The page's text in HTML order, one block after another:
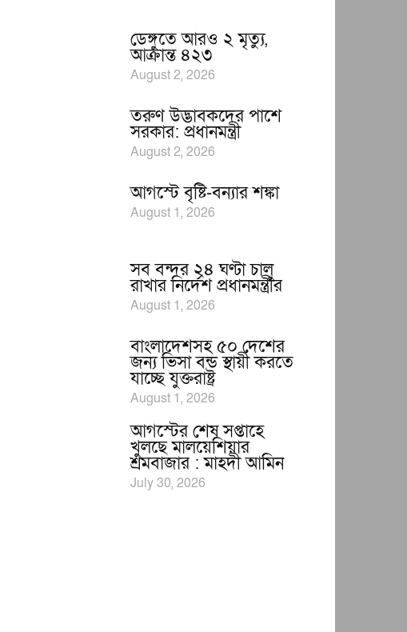
ডেঙ্গুতে আরও ২ মৃত্যু,
আক্রান্ত ৪২৩
August 2, 2026
তরুণ উদ্ভাবকদের পাশে
সরকার: প্রধানমন্ত্রী
August 2, 2026
আগস্টে বৃষ্টি-বন্যার শঙ্কা
August 1, 2026
সব বন্দর ২৪ ঘণ্টা চালু
রাখার নির্দেশ প্রধানমন্ত্রীর
August 1, 2026
বাংলাদেশসহ ৫০ দেশের
জন্য ভিসা বন্ড স্থায়ী করতে
যাচ্ছে যুক্তরাষ্ট্র
August 1, 2026
আগস্টের শেষ সপ্তাহে
খুলছে মালয়েশিয়ার
শ্রমবাজার : মাহদী আমিন
July 30, 2026